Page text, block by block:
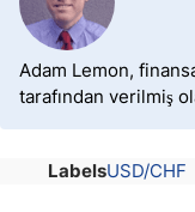
Adam Lemon,
tarafından verilmiş
LabelsUSD/CHF